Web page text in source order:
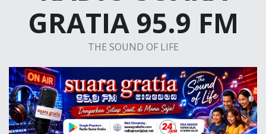
GRATIA 95.9 FM
THE SOUND OF LIFE